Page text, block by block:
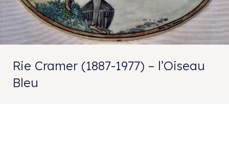
Rie Cramer (1887-1977) – l’Oiseau
Bleu